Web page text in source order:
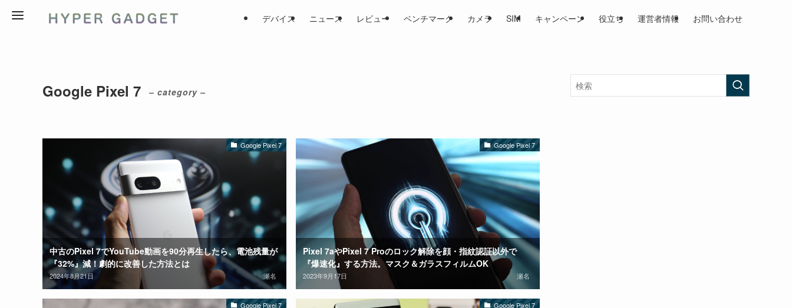
デバイス ニュース レビュー ベンチマーク カメラ SIM キャンペーン 役立ち 運営者情報 お問い合わせ
Google Pixel 7 – category –
Google Pixel 7
中古のPixel 7でYouTube動画を90分再生したら、電池残量が
『32%』減！劇的に改善した方法とは
2024年8月21日 瀬名
Google Pixel 7
Pixel 7aやPixel 7 Proのロック解除を顔・指紋認証以外で
『爆速化』する方法。マスク＆ガラスフィルムOK
2023年9月17日 瀬名
Google Pixel 7 Google Pixel 7